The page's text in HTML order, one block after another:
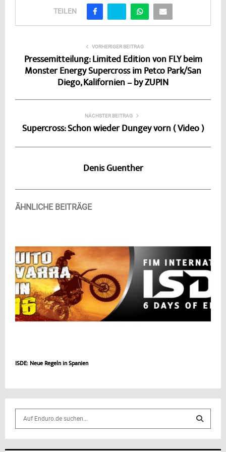
TEILEN
VORHERIGER BEITRAG
Pressemitteilung: Limited Edition von FLY beim
Monster Energy Supercross im Petco Park/San
Diego, Kalifornien – by ZUPIN
NÄCHSTER BEITRAG
Supercross: Schon wieder Dungey vorn ( Video )
Denis Guenther
ÄHNLICHE BEITRÄGE
ISDE: Neue Regeln in Spanien
S